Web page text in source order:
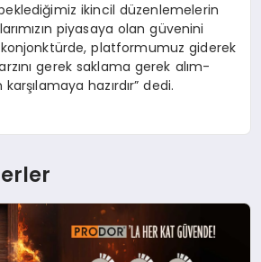
ikincil düzenlemelerin
piyasaya olan güvenini
platformumuz giderek
gerek saklama gerek alım-
hazırdır” dedi.